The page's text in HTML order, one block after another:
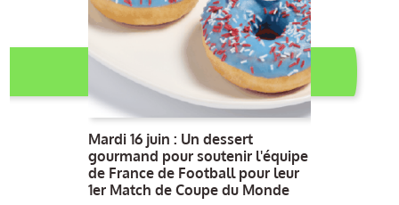
Mardi 16 juin : Un dessert
gourmand pour soutenir l'équipe
de France de Football pour leur
1er Match de Coupe du Monde